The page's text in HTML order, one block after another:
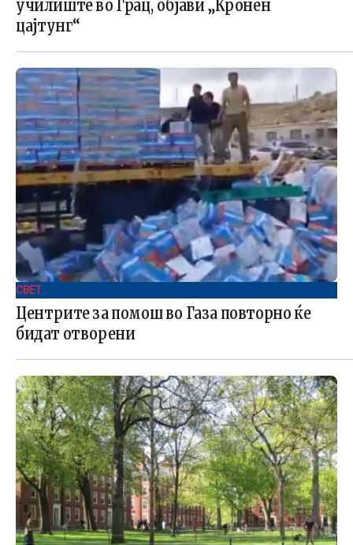
училиште во Грац, објави „Кронен
цајтунг“
СВЕТ .
Центрите за помош во Газа повторно ќе
бидат отворени